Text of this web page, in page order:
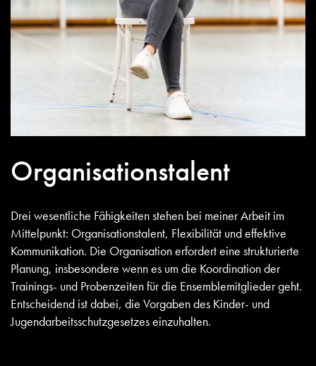
Organisationstalent
Drei wesentliche Fähigkeiten stehen bei meiner Arbeit im
Mittelpunkt: Organisationstalent, Flexibilität und effektive
Kommunikation. Die Organisation erfordert eine strukturierte
Planung, insbesondere wenn es um die Koordination der
Trainings- und Probenzeiten für die Ensemblemitglieder geht.
Entscheidend ist dabei, die Vorgaben des Kinder- und
Jugendarbeitsschutzgesetzes einzuhalten.